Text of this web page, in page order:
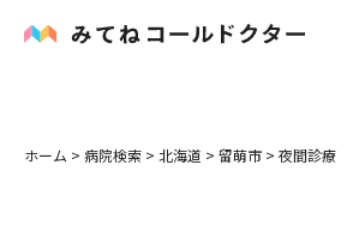
内科
ホーム > 病院検索 > 北海道 > 留萌市 > 夜間診療